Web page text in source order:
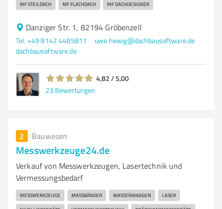
MF STEILDACH MF FLACHDACH MF DACHDESIGNER
Danziger Str. 1, 82194 Gröbenzell
Tel. +49 8142 4485811
uwe.hewig@dachbausoftware.de
dachbausoftware.de
4,82 / 5,00
23 Bewertungen
2 Bauwesen
Messwerkzeuge24.de
Verkauf von Messwerkzeugen, Lasertechnik und
Vermessungsbedarf
MESSWERKZEUGE MASSBÄNDER WASSERWAAGEN LASER